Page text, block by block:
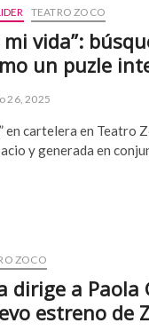
TEATRO ZOCO
mi vida”:
un puzle
26, 2025
en cartelera en Teatro
y generada en
ZOCO
dirige a Paola
estreno de